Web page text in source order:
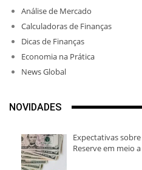
Análise de Mercado
Calculadoras de Finanças
Dicas de Finanças
Economia na Prática
News Global
NOVIDADES
Expectativas
Reserve em meio